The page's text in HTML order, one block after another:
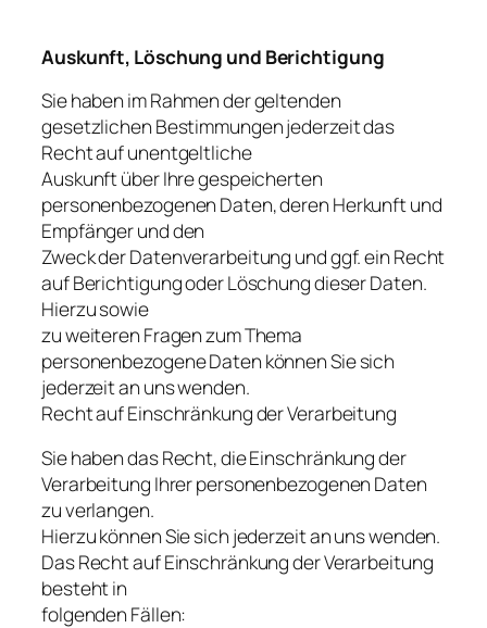
Auskunft, Löschung und Berichtigung
Sie haben im Rahmen der geltenden
gesetzlichen Bestimmungen jederzeit das
Recht auf unentgeltliche
Auskunft über Ihre gespeicherten
personenbezogenen Daten, deren Herkunft und
Empfänger und den
Zweck der Datenverarbeitung und ggf. ein Recht
auf Berichtigung oder Löschung dieser Daten.
Hierzu sowie
zu weiteren Fragen zum Thema
personenbezogene Daten können Sie sich
jederzeit an uns wenden.
Recht auf Einschränkung der Verarbeitung
Sie haben das Recht, die Einschränkung der
Verarbeitung Ihrer personenbezogenen Daten
zu verlangen.
Hierzu können Sie sich jederzeit an uns wenden.
Das Recht auf Einschränkung der Verarbeitung
besteht in
folgenden Fällen: